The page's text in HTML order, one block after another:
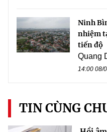
Ninh
nhiệm
tiến độ
Quang
14:00 08/
TIN CÙNG